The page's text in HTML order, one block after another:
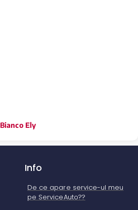
Bianco Ely
Info
De ce apare service-ul meu
pe ServiceAuto??